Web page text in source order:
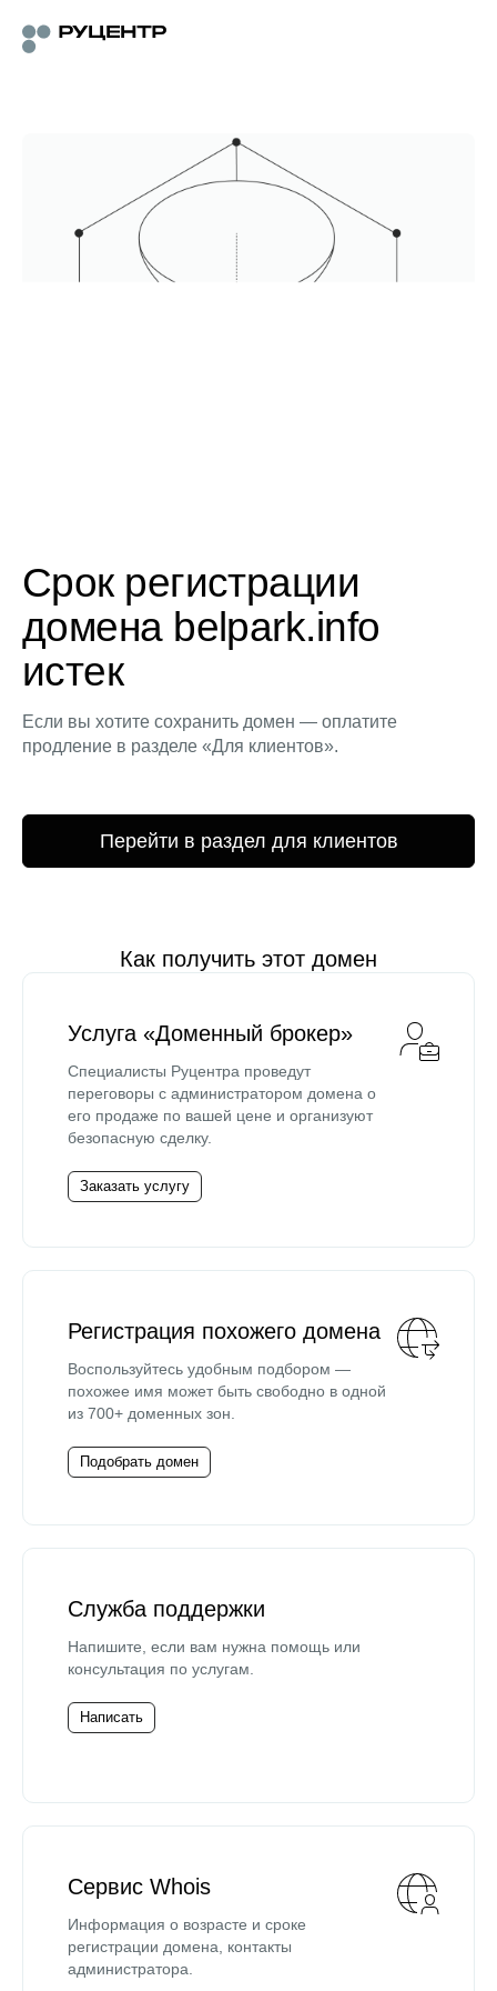
Срок регистрации
домена belpark.info
истек
Если вы хотите сохранить домен — оплатите
продление в разделе «Для клиентов».
Перейти в раздел для клиентов
Как получить этот домен
Услуга «Доменный брокер»
Специалисты Руцентра проведут
переговоры с администратором домена о
его продаже по вашей цене и организуют
безопасную сделку.
Заказать услугу
Регистрация похожего домена
Воспользуйтесь удобным подбором —
похожее имя может быть свободно в одной
из 700+ доменных зон.
Подобрать домен
Служба поддержки
Напишите, если вам нужна помощь или
консультация по услугам.
Написать
Сервис Whois
Информация о возрасте и сроке
регистрации домена, контакты
администратора.